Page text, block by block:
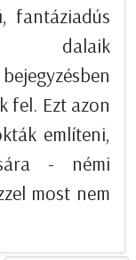
fantáziadús
dalaik
fel. Ezt azon
említeni,
- némi
most nem